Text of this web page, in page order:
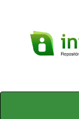
Skip